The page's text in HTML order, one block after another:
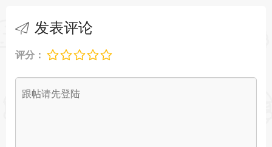
- 修复内置SQL函数的快速文档不显示任何内容的
问题
发表评论
评分：